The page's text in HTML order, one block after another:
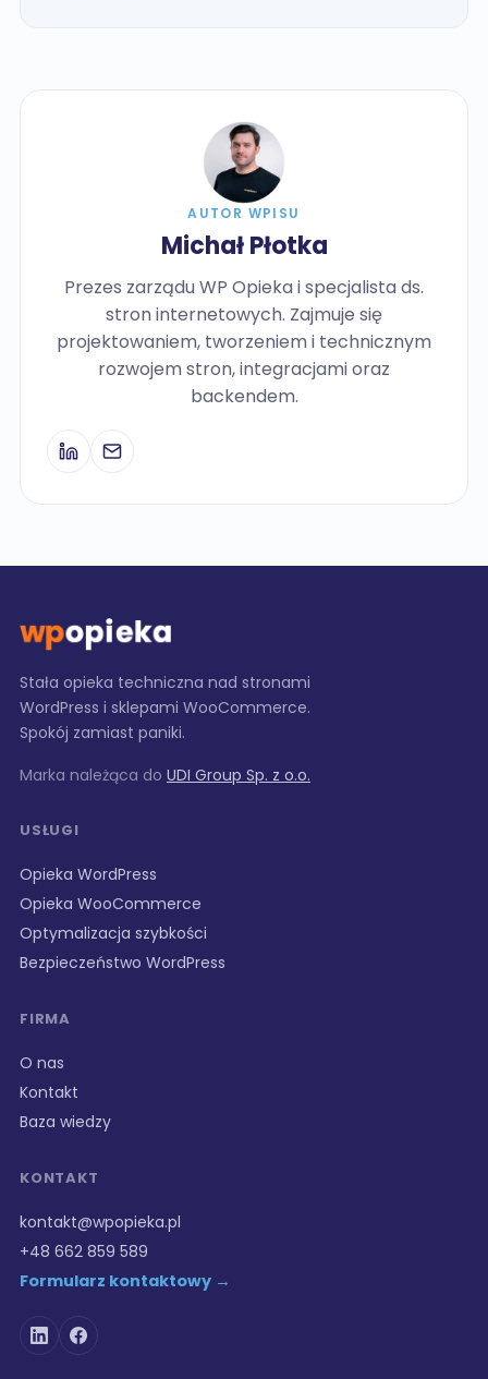
AUTOR WPISU
Michał Płotka
Prezes zarządu WP Opieka i specjalista ds.
stron internetowych. Zajmuje się
projektowaniem, tworzeniem i technicznym
rozwojem stron, integracjami oraz
backendem.
Stała opieka techniczna nad stronami
WordPress i sklepami WooCommerce.
Spokój zamiast paniki.
Marka należąca do UDI Group Sp. z o.o.
USŁUGI
Opieka WordPress
Opieka WooCommerce
Optymalizacja szybkości
Bezpieczeństwo WordPress
FIRMA
O nas
Kontakt
Baza wiedzy
KONTAKT
kontakt@wpopieka.pl
+48 662 859 589
Formularz kontaktowy →